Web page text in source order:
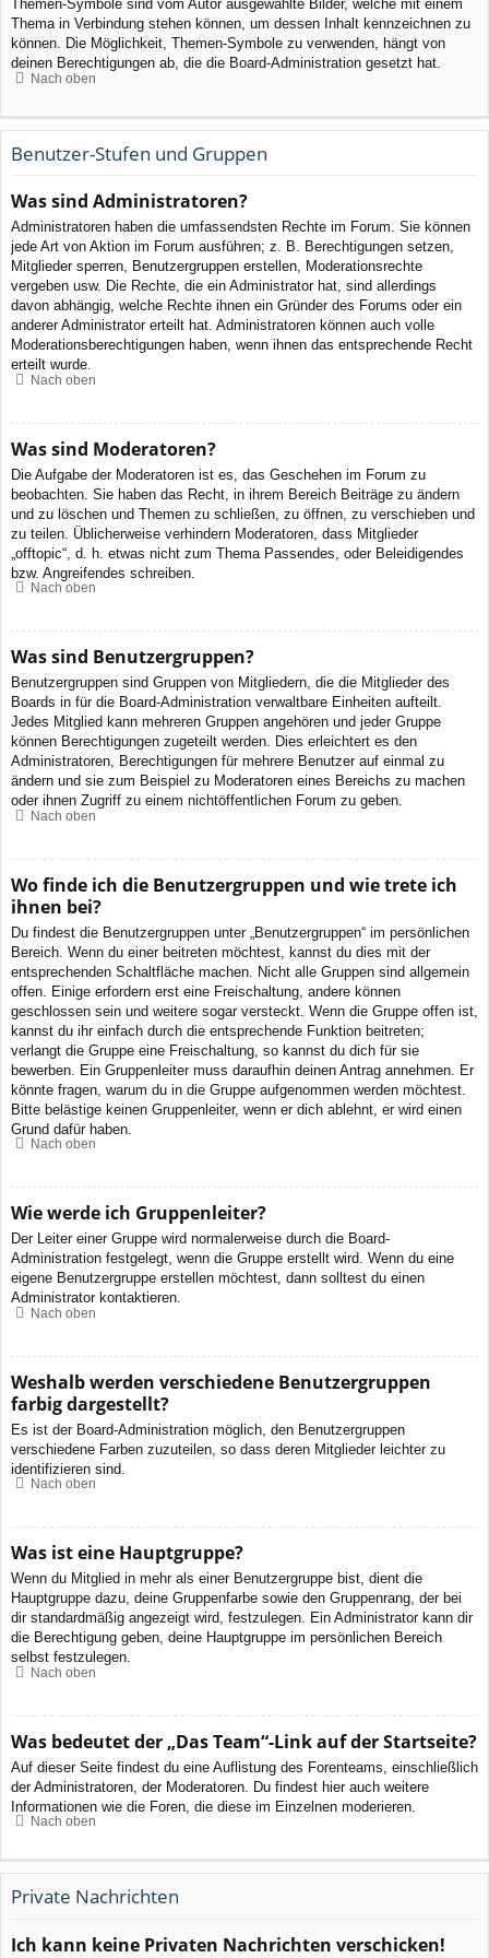
Themen-Symbole sind vom Autor ausgewählte Bilder, welche mit einem
Thema in Verbindung stehen können, um dessen Inhalt kennzeichnen zu
können. Die Möglichkeit, Themen-Symbole zu verwenden, hängt von
deinen Berechtigungen ab, die die Board-Administration gesetzt hat.
Nach oben
Benutzer-Stufen und Gruppen
Was sind Administratoren?
Administratoren haben die umfassendsten Rechte im Forum. Sie können
jede Art von Aktion im Forum ausführen; z. B. Berechtigungen setzen,
Mitglieder sperren, Benutzergruppen erstellen, Moderationsrechte
vergeben usw. Die Rechte, die ein Administrator hat, sind allerdings
davon abhängig, welche Rechte ihnen ein Gründer des Forums oder ein
anderer Administrator erteilt hat. Administratoren können auch volle
Moderationsberechtigungen haben, wenn ihnen das entsprechende Recht
erteilt wurde.
Nach oben
Was sind Moderatoren?
Die Aufgabe der Moderatoren ist es, das Geschehen im Forum zu
beobachten. Sie haben das Recht, in ihrem Bereich Beiträge zu ändern
und zu löschen und Themen zu schließen, zu öffnen, zu verschieben und
zu teilen. Üblicherweise verhindern Moderatoren, dass Mitglieder
„offtopic“, d. h. etwas nicht zum Thema Passendes, oder Beleidigendes
bzw. Angreifendes schreiben.
Nach oben
Was sind Benutzergruppen?
Benutzergruppen sind Gruppen von Mitgliedern, die die Mitglieder des
Boards in für die Board-Administration verwaltbare Einheiten aufteilt.
Jedes Mitglied kann mehreren Gruppen angehören und jeder Gruppe
können Berechtigungen zugeteilt werden. Dies erleichtert es den
Administratoren, Berechtigungen für mehrere Benutzer auf einmal zu
ändern und sie zum Beispiel zu Moderatoren eines Bereichs zu machen
oder ihnen Zugriff zu einem nichtöffentlichen Forum zu geben.
Nach oben
Wo finde ich die Benutzergruppen und wie trete ich
ihnen bei?
Du findest die Benutzergruppen unter „Benutzergruppen“ im persönlichen
Bereich. Wenn du einer beitreten möchtest, kannst du dies mit der
entsprechenden Schaltfläche machen. Nicht alle Gruppen sind allgemein
offen. Einige erfordern erst eine Freischaltung, andere können
geschlossen sein und weitere sogar versteckt. Wenn die Gruppe offen ist,
kannst du ihr einfach durch die entsprechende Funktion beitreten;
verlangt die Gruppe eine Freischaltung, so kannst du dich für sie
bewerben. Ein Gruppenleiter muss daraufhin deinen Antrag annehmen. Er
könnte fragen, warum du in die Gruppe aufgenommen werden möchtest.
Bitte belästige keinen Gruppenleiter, wenn er dich ablehnt, er wird einen
Grund dafür haben.
Nach oben
Wie werde ich Gruppenleiter?
Der Leiter einer Gruppe wird normalerweise durch die Board-
Administration festgelegt, wenn die Gruppe erstellt wird. Wenn du eine
eigene Benutzergruppe erstellen möchtest, dann solltest du einen
Administrator kontaktieren.
Nach oben
Weshalb werden verschiedene Benutzergruppen
farbig dargestellt?
Es ist der Board-Administration möglich, den Benutzergruppen
verschiedene Farben zuzuteilen, so dass deren Mitglieder leichter zu
identifizieren sind.
Nach oben
Was ist eine Hauptgruppe?
Wenn du Mitglied in mehr als einer Benutzergruppe bist, dient die
Hauptgruppe dazu, deine Gruppenfarbe sowie den Gruppenrang, der bei
dir standardmäßig angezeigt wird, festzulegen. Ein Administrator kann dir
die Berechtigung geben, deine Hauptgruppe im persönlichen Bereich
selbst festzulegen.
Nach oben
Was bedeutet der „Das Team“-Link auf der Startseite?
Auf dieser Seite findest du eine Auflistung des Forenteams, einschließlich
der Administratoren, der Moderatoren. Du findest hier auch weitere
Informationen wie die Foren, die diese im Einzelnen moderieren.
Nach oben
Private Nachrichten
Ich kann keine Privaten Nachrichten verschicken!